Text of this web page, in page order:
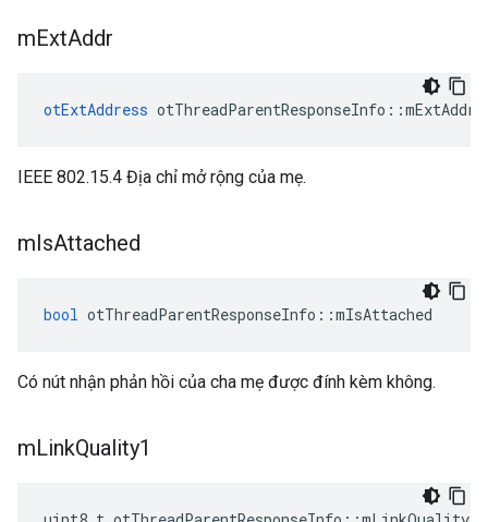
mExtAddr
otExtAddress otThreadParentResponseInfo ::mExtAddr
IEEE 802.15.4 Địa chỉ mở rộng của mẹ.
mIsAttached
bool otThreadParentResponseInfo ::mIsAttached
Có nút nhận phản hồi của cha mẹ được đính kèm không.
mLinkQuality1